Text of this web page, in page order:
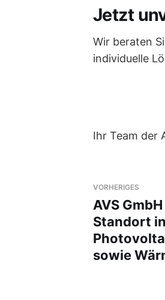
Jetzt
Wir beraten
individuelle
Ihr Team der
VORHERIGES
AVS
Standort
sowie